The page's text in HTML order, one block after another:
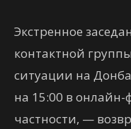
Экстренное
контактной
ситуации на
на 15:00 в онлайн-
частности, —